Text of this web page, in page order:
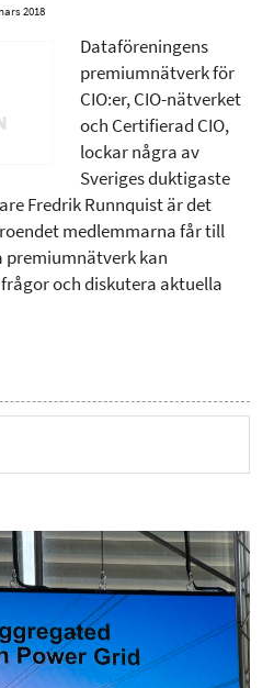
2018
Dataföreningens
premiumnätverk för
CIO:er, CIO-nätverket
och Certifierad CIO,
lockar några av
Sveriges duktigaste
Fredrik Runnquist är det
medlemmarna får till
premiumnätverk kan
och diskutera aktuella